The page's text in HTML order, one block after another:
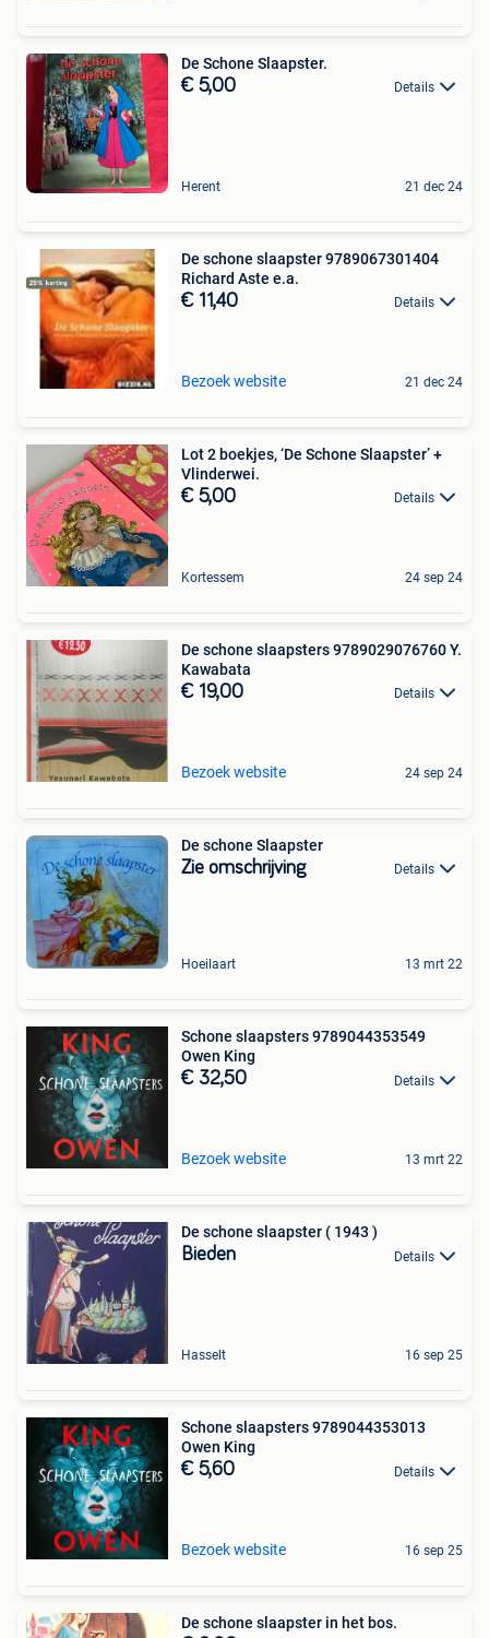
De Schone Slaapster.
€ 5,00 Details
Herent 21 dec 24
De schone slaapster 9789067301404
Richard Aste e.a.
€ 11,40 Details
Bezoek website 21 dec 24
Lot 2 boekjes, ‘De Schone Slaapster’ +
Vlinderwei.
€ 5,00 Details
Kortessem 24 sep 24
De schone slaapsters 9789029076760 Y.
Kawabata
€ 19,00 Details
Bezoek website 24 sep 24
De schone Slaapster
Zie omschrijving Details
Hoeilaart 13 mrt 22
Schone slaapsters 9789044353549
Owen King
€ 32,50 Details
Bezoek website 13 mrt 22
De schone slaapster ( 1943 )
Bieden Details
Hasselt 16 sep 25
Schone slaapsters 9789044353013
Owen King
€ 5,60 Details
Bezoek website 16 sep 25
De schone slaapster in het bos.